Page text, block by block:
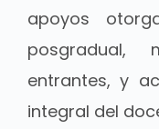
apoyos
posgradual,
entrantes, y
integral del